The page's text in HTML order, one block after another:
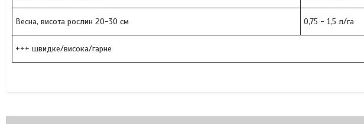
Весна, висота рослин 20-30 см 0,75 - 1,5 л/га
+++ швидке/висока/гарне